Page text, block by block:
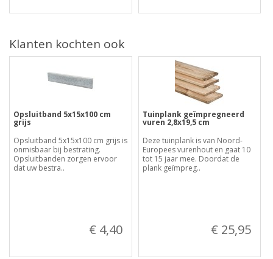
Klanten kochten ook
Opsluitband 5x15x100 cm
grijs
Opsluitband 5x15x100 cm grijs is
onmisbaar bij bestrating.
Opsluitbanden zorgen ervoor
dat uw bestra..
€ 4,40
Tuinplank geïmpregneerd
vuren 2,8x19,5 cm
Deze tuinplank is van Noord-
Europees vurenhout en gaat 10
tot 15 jaar mee. Doordat de
plank geïmpreg..
€ 25,95